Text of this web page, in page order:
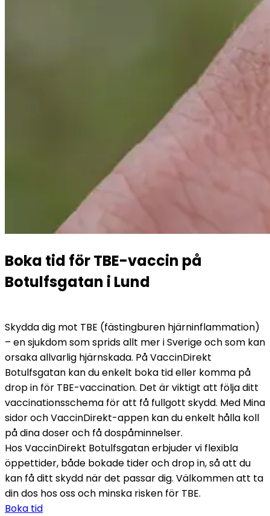
Boka tid för TBE-vaccin på
Botulfsgatan i Lund
Skydda dig mot TBE (fästingburen hjärninflammation)
– en sjukdom som sprids allt mer i Sverige och som kan
orsaka allvarlig hjärnskada. På VaccinDirekt
Botulfsgatan kan du enkelt boka tid eller komma på
drop in för TBE-vaccination. Det är viktigt att följa ditt
vaccinationsschema för att få fullgott skydd. Med Mina
sidor och VaccinDirekt-appen kan du enkelt hålla koll
på dina doser och få dospåminnelser.
Hos VaccinDirekt Botulfsgatan erbjuder vi flexibla
öppettider, både bokade tider och drop in, så att du
kan få ditt skydd när det passar dig. Välkommen att ta
din dos hos oss och minska risken för TBE.
Boka tid